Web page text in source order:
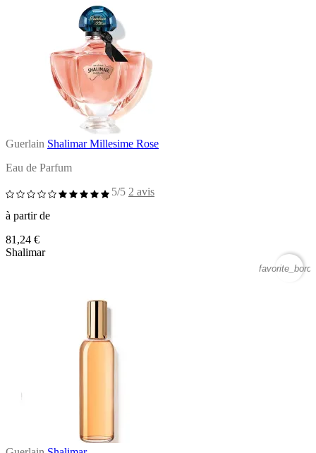
Guerlain Shalimar Millesime Rose
Eau de Parfum
5/5 2 avis
à partir de
81,24 €
Shalimar